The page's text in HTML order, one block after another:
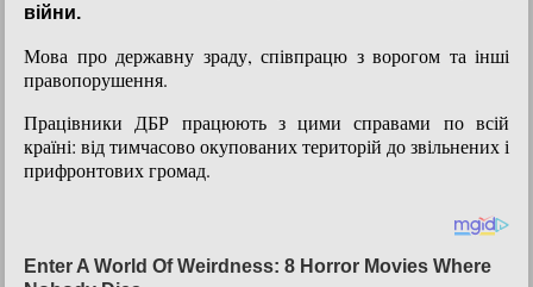
війни.
Мова про державну зраду, співпрацю з ворогом та інші
правопорушення.
Працівники ДБР працюють з цими справами по всій
країні: від тимчасово окупованих територій до звільнених і
прифронтових громад.